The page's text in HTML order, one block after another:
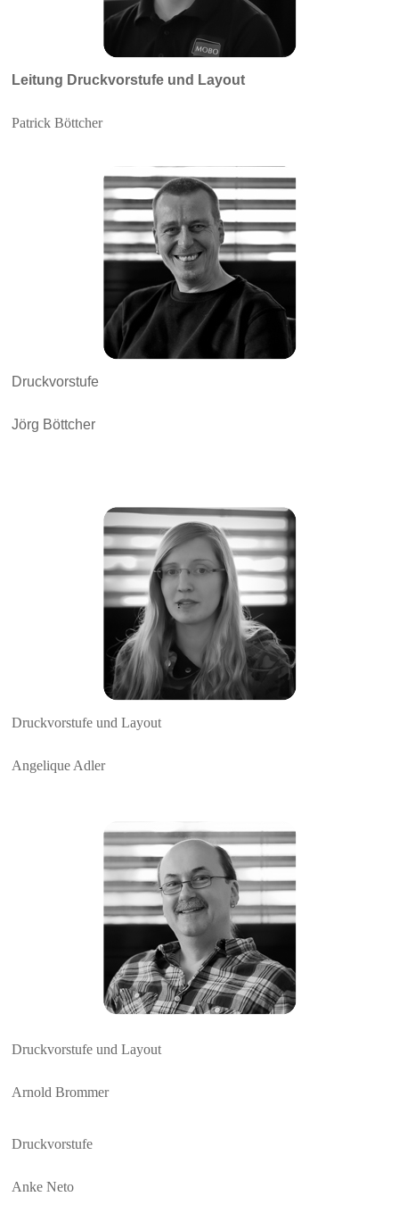
Leitung Druckvorstufe und Layout
Patrick Böttcher
Druckvorstufe
Jörg Böttcher
Druckvorstufe und Layout
Angelique Adler
Druckvorstufe und Layout
Arnold Brommer
Druckvorstufe
Anke Neto